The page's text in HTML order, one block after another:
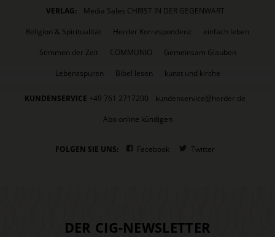
VERLAG:
Media Sales CHRIST IN DER GEGENWART
Religion & Spiritualität
Herder Korrespondenz
einfach leben
Stimmen der Zeit
COMMUNIO
Gemeinsam Glauben
Lebensspuren
Bibel lesen kunst und kirche
KUNDENSERVICE +49 761 2717200
kundenservice@herder.de
Abo online kündigen
FOLGEN SIE UNS: Facebook Twitter
DER CIG-NEWSLETTER